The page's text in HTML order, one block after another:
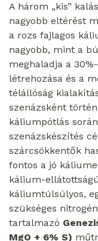
A három „kis”
nagyobb eltérést
a rozs fajlagos
nagyobb, mint a
meghaladja a
létrehozása és a
télállóság
szenázsként
káliumpótlás
szenázskészítés
szárcsökkentők
fontos a jó
kálium-
káliumtúlsúlyos,
szükséges
tartalmazó
MgO + 6% S)